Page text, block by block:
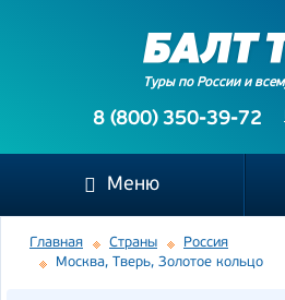
Туры по России и
8 (800) 350-39-72
Меню
Главная Страны
Россия
Москва, Тверь, Золотое кольцо